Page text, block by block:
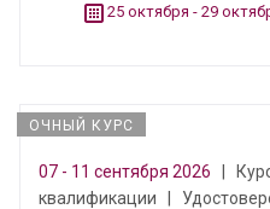
25 октября - 29
ОЧНЫЙ КУРС
07 - 11 сентября 2026
квалификации